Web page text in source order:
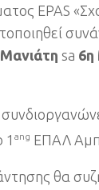
EPAS
Μανιάτη sa 6η
1 ang ΕΠΑΛ
θα